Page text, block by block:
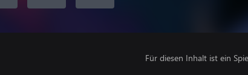
Für diesen Inhalt ist ein